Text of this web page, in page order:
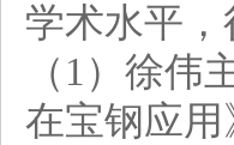
学术水平
（1）徐
在宝钢应用